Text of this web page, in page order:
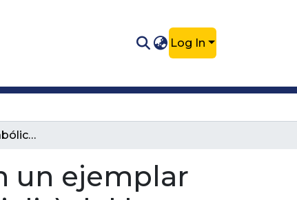
Log In
Enfermedad Metabólica Ósea (EMO) en un ejemplar juvenil de zarigüeya (Didelphis marsupialis) del hogar de paso CARDER-APAP del municipio de Pereira, reporte de caso.
un ejemplar